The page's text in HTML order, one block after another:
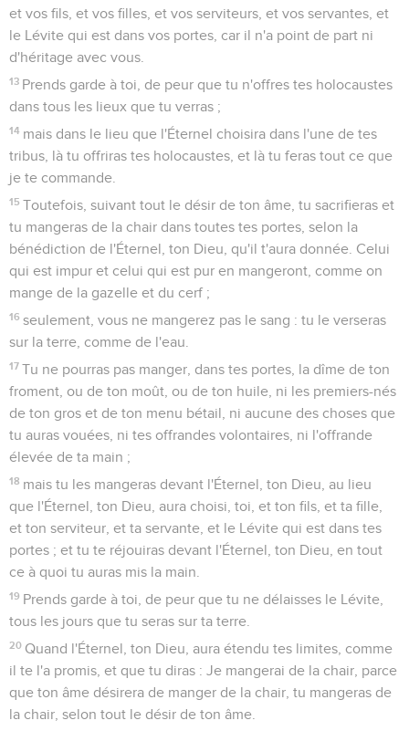
et vos fils, et vos filles, et vos serviteurs, et vos servantes, et
le Lévite qui est dans vos portes, car il n'a point de part ni
d'héritage avec vous.
13 Prends garde à toi, de peur que tu n'offres tes holocaustes
dans tous les lieux que tu verras ;
14 mais dans le lieu que l'Éternel choisira dans l'une de tes
tribus, là tu offriras tes holocaustes, et là tu feras tout ce que
je te commande.
15 Toutefois, suivant tout le désir de ton âme, tu sacrifieras et
tu mangeras de la chair dans toutes tes portes, selon la
bénédiction de l'Éternel, ton Dieu, qu'il t'aura donnée. Celui
qui est impur et celui qui est pur en mangeront, comme on
mange de la gazelle et du cerf ;
16 seulement, vous ne mangerez pas le sang : tu le verseras
sur la terre, comme de l'eau.
17 Tu ne pourras pas manger, dans tes portes, la dîme de ton
froment, ou de ton moût, ou de ton huile, ni les premiers-nés
de ton gros et de ton menu bétail, ni aucune des choses que
tu auras vouées, ni tes offrandes volontaires, ni l'offrande
élevée de ta main ;
18 mais tu les mangeras devant l'Éternel, ton Dieu, au lieu
que l'Éternel, ton Dieu, aura choisi, toi, et ton fils, et ta fille,
et ton serviteur, et ta servante, et le Lévite qui est dans tes
portes ; et tu te réjouiras devant l'Éternel, ton Dieu, en tout
ce à quoi tu auras mis la main.
19 Prends garde à toi, de peur que tu ne délaisses le Lévite,
tous les jours que tu seras sur ta terre.
20 Quand l'Éternel, ton Dieu, aura étendu tes limites, comme
il te l'a promis, et que tu diras : Je mangerai de la chair, parce
que ton âme désirera de manger de la chair, tu mangeras de
la chair, selon tout le désir de ton âme.